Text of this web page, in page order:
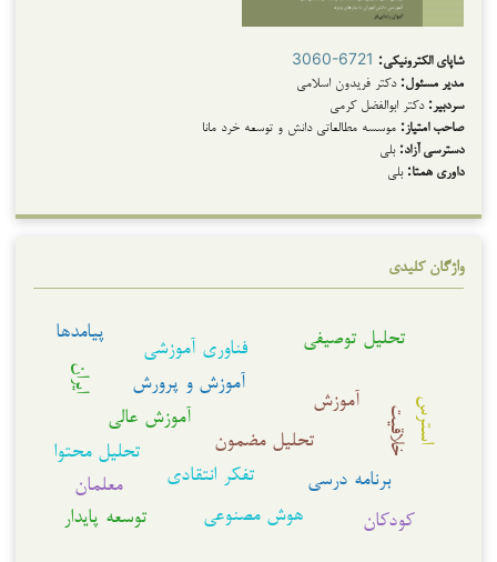
شاپای الکترونیکی: 3060-6721
مدیر مسئول: دکتر فریدون اسلامی
سردبیر: دکتر ابوالفضل کرمی
صاحب امتیاز: موسسه مطالعاتی دانش و توسعه خرد مانا
دسترسی آزاد: بلی
داوری همتا: بلی
واژگان کلیدی
تحلیل مضمون
تفکر انتقادی
آموزش
آموزش عالی
برنامه درسی
هوش مصنوعی
آموزش و پرورش
فناوری آموزشی تحلیل توصیفی
تحلیل محتوا
توسعه پایدار
خلاقیت
معلمان
ایران
پیامدها
کودکان
استرس